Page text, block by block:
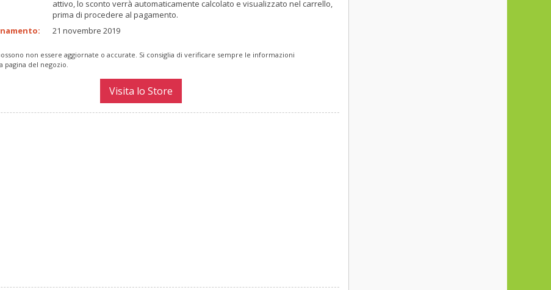
attivo, lo sconto verrà automaticamente calcolato e visualizzato nel carrello,
prima di procedere al pagamento.
21 novembre 2019
non essere aggiornate o accurate. Si consiglia di verificare sempre le informazioni
pagina del negozio.
Visita lo Store